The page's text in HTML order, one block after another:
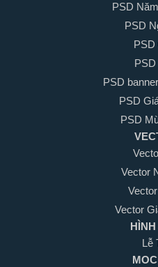
PSD
PSD
PSD
PSD
PSD
Vector
Vector
Lễ